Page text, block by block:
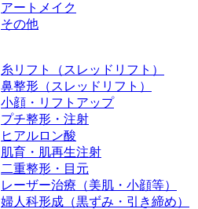
アートメイク
その他
糸リフト（スレッドリフト）
鼻整形（スレッドリフト）
小顔・リフトアップ
プチ整形・注射
ヒアルロン酸
肌育・肌再生注射
二重整形・目元
レーザー治療（美肌・小顔等）
婦人科形成（黒ずみ・引き締め）